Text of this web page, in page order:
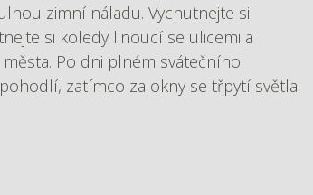
zimní náladu. Vychutnejte si
si koledy linoucí se ulicemi a
Po dni plném svátečního
zatímco za okny se třpytí světla